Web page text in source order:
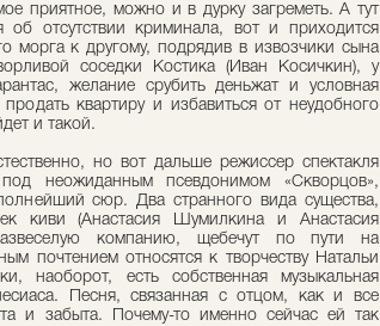
приятное, можно и в дурку загреметь. А тут
об отсутствии криминала, вот и приходится
морга к другому, подрядив в извозчики сына
соседки Костика (Иван Косичкин), у
желание срубить деньжат и условная
квартиру и избавиться от неудобного
и такой.
но вот дальше режиссер спектакля
неожиданным псевдонимом «Скворцов»,
сюр. Два странного вида существа,
киви (Анастасия Шумилкина и Анастасия
компанию, щебечут по пути на
почтением относятся к творчеству Натальи
наоборот, есть собственная музыкальная
Песня, связанная с отцом, как и все
и забыта. Почему-то именно сейчас ей так